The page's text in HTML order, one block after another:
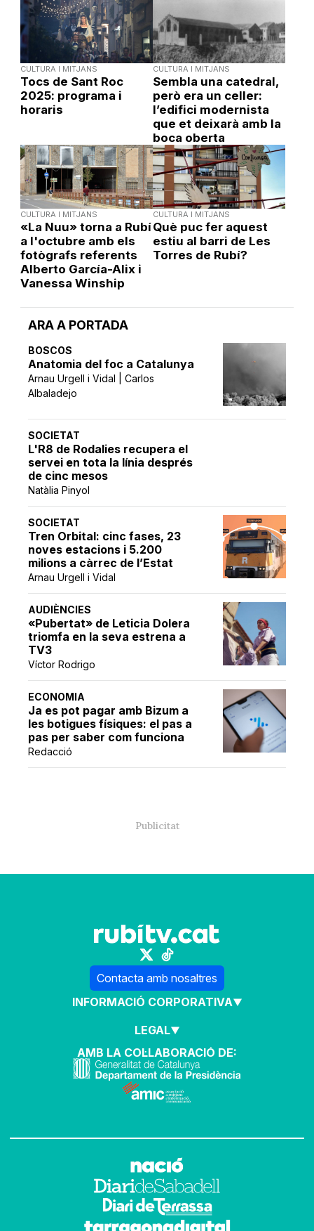
ARA A PORTADA
BOSCOS
Anatomia del foc a Catalunya
Arnau Urgell i Vidal | Carlos
Albaladejo
SOCIETAT
L'R8 de Rodalies recupera el
servei en tota la línia després
de cinc mesos
Natàlia Pinyol
SOCIETAT
Tren Orbital: cinc fases, 23
noves estacions i 5.200
milions a càrrec de l’Estat
Arnau Urgell i Vidal
AUDIÈNCIES
«Pubertat» de Leticia Dolera
triomfa en la seva estrena a
TV3
Víctor Rodrigo
ECONOMIA
Ja es pot pagar amb Bizum a
les botigues físiques: el pas a
pas per saber com funciona
Redacció
CULTURA I MITJANS
Tocs de Sant Roc
2025: programa i
horaris
CULTURA I MITJANS
Sembla una catedral,
però era un celler:
l’edifici modernista
que et deixarà amb la
boca oberta
CULTURA I MITJANS
«La Nuu» torna a Rubí
a l'octubre amb els
fotògrafs referents
Alberto García-Alix i
Vanessa Winship
CULTURA I MITJANS
Què puc fer aquest
estiu al barri de Les
Torres de Rubí?
Contacta amb nosaltres
INFORMACIÓ CORPORATIVA
LEGAL
AMB LA COL·LABORACIÓ DE: